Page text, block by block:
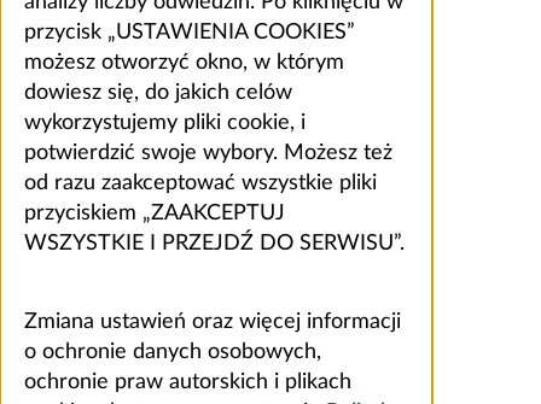
przycisk „USTAWIENIA COOKIES”
możesz otworzyć okno, w którym
dowiesz się, do jakich celów
wykorzystujemy pliki cookie, i
potwierdzić swoje wybory. Możesz też
od razu zaakceptować wszystkie pliki
przyciskiem „ZAAKCEPTUJ
WSZYSTKIE I PRZEJDŹ DO SERWISU”.
Zmiana ustawień oraz więcej informacji
o ochronie danych osobowych,
ochronie praw autorskich i plikach